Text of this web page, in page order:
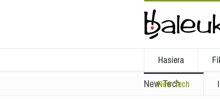
Hasiera
New Tech
New Tech